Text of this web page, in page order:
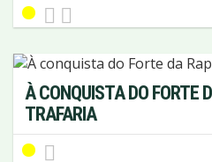
À CONQUISTA DO FORTE
TRAFARIA